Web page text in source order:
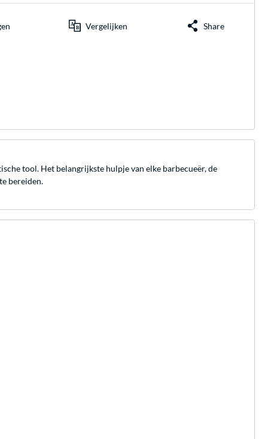
Vergelijken Share
tool. Het belangrijkste hulpje van elke barbecueër, de
bereiden.